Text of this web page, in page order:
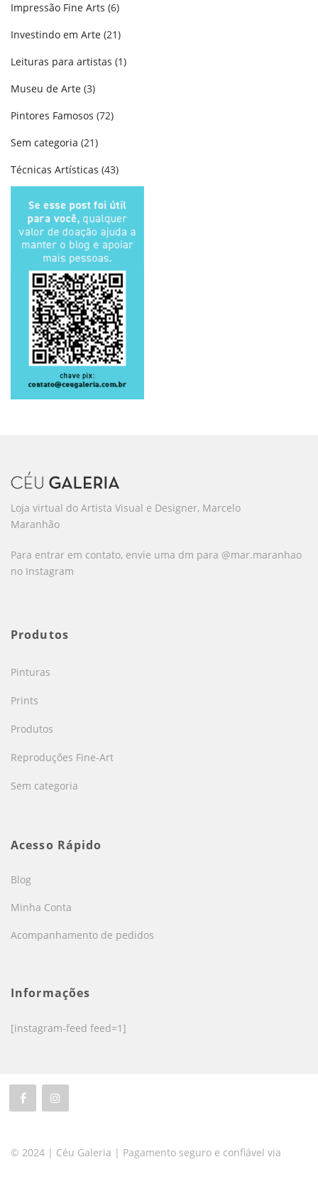
Impressão Fine Arts (6)
Investindo em Arte (21)
Leituras para artistas (1)
Museu de Arte (3)
Pintores Famosos (72)
Sem categoria (21)
Técnicas Artísticas (43)
Loja virtual do Artista Visual e Designer, Marcelo
Maranhão
Para entrar em contato, envie uma dm para @mar.maranhao
no Instagram
Produtos
Pinturas
Prints
Produtos
Reproduções Fine-Art
Sem categoria
Acesso Rápido
Blog
Minha Conta
Acompanhamento de pedidos
Informações
[instagram-feed feed=1]
© 2024 | Céu Galeria | Pagamento seguro e confiável via